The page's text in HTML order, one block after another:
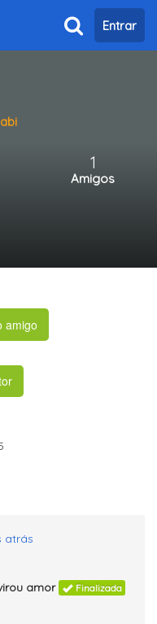
Entrar
1
Amigos
atrás
amor
Finalizada
amigo